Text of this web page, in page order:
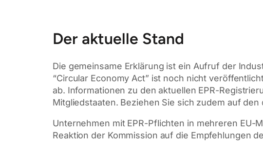
Der aktuelle Stand
Die gemeinsame Erklärung ist ein Aufruf der
“Circular Economy Act” ist noch nicht
ab. Informationen zu den aktuellen EPR-
Mitgliedstaaten. Beziehen Sie sich zudem auf den
Unternehmen mit EPR-Pflichten in mehreren
Reaktion der Kommission auf die Empfehlungen